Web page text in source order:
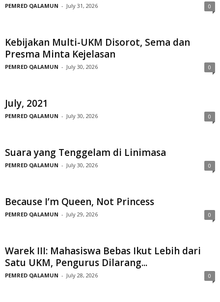
PEMRED QALAMUN - July 31, 2026 0
Kebijakan Multi-UKM Disorot, Sema dan
Presma Minta Kejelasan
PEMRED QALAMUN - July 30, 2026 0
July, 2021
PEMRED QALAMUN - July 30, 2026 0
Suara yang Tenggelam di Linimasa
PEMRED QALAMUN - July 30, 2026 0
Because I’m Queen, Not Princess
PEMRED QALAMUN - July 29, 2026 0
Warek III: Mahasiswa Bebas Ikut Lebih dari
Satu UKM, Pengurus Dilarang...
PEMRED QALAMUN - July 28, 2026 0